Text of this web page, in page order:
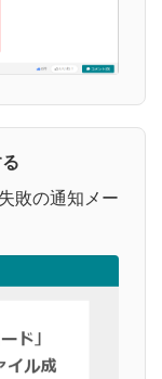
敗の通知メー